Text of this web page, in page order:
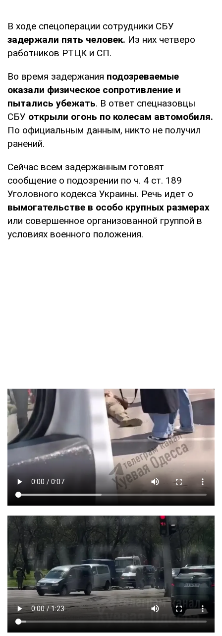
В ходе спецоперации сотрудники СБУ
задержали пять человек. Из них четверо
работников РТЦК и СП.
Во время задержания подозреваемые
оказали физическое сопротивление и
пытались убежать. В ответ спецназовцы
СБУ открыли огонь по колесам автомобиля.
По официальным данным, никто не получил
ранений.
Сейчас всем задержанным готовят
сообщение о подозрении по ч. 4 ст. 189
Уголовного кодекса Украины. Речь идет о
вымогательстве в особо крупных размерах
или совершенное организованной группой в
условиях военного положения.